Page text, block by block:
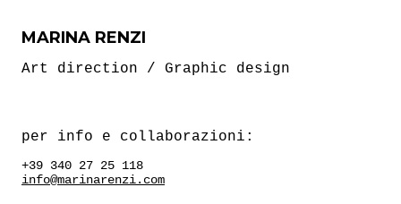
MARINA RENZI
Art direction / Graphic design
per info e collaborazioni:
+39 340 27 25 118
info@marinarenzi.com